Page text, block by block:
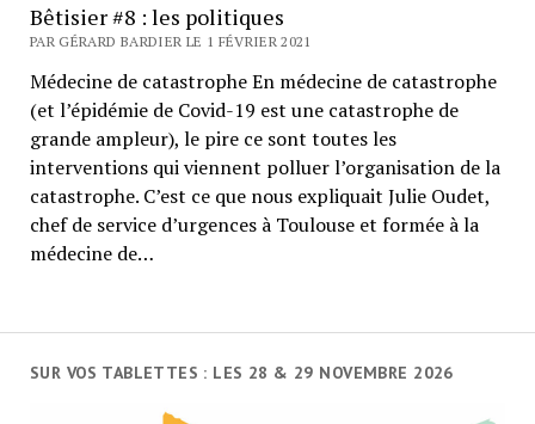
SUR VOS TABLETTES : LES 28 & 29 NOVEMBRE 2026
Bêtisier #8 : les politiques
PAR GÉRARD BARDIER LE 1 FÉVRIER 2021
Médecine de catastrophe En médecine de catastrophe
(et l’épidémie de Covid-19 est une catastrophe de
grande ampleur), le pire ce sont toutes les
interventions qui viennent polluer l’organisation de la
catastrophe. C’est ce que nous expliquait Julie Oudet,
chef de service d’urgences à Toulouse et formée à la
médecine de…